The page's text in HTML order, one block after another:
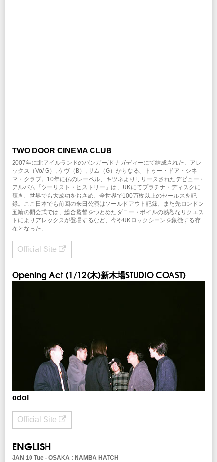
TWO DOOR CINEMA CLUB
2007年に北アイルランドのバンガー/ドナガディーにて結成された、アレ
ックス（Vo/ G）, ケヴ（B）, サム（G）からなる、トゥー・ドア・シネ
マ・クラブ。10年に仏のレーベル、キツネよりリリースされたデビュー・
アルバム『ツーリスト・ヒストリー』は、UKにてプラチナ・ディスクに
輝き、世界でも大成功をおさめ、全世界で100万枚以上のセールスを記
録。ここ日本でも前回の来日公演はソールドアウト記録、また先ロンドン
五輪の開会式では、総合監督をつとめたダニー・ボイルの熱烈なリクエス
トによりアレックスが登場するなど、今やUKロックシーンを象徴する存
在となった。
Official Site
Opening Act (1/12(木)新木場STUDIO COAST)
odol
Official Site
ENGLISH
JAN 10 Tue - OSAKA : NAMBA HATCH